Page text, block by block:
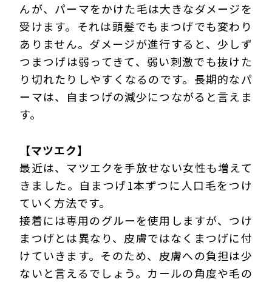
んが、パーマをかけた毛は大きなダメージを
受けます。それは頭髪でもまつげでも変わり
ありません。ダメージが進行すると、少しず
つまつげは弱ってきて、弱い刺激でも抜けた
り切れたりしやすくなるのです。長期的なパ
ーマは、自まつげの減少につながると言えま
す。
【マツエク】
最近は、マツエクを手放せない女性も増えて
きました。自まつげ1本ずつに人口毛をつけ
ていく方法です。
接着には専用のグルーを使用しますが、つけ
まつげとは異なり、皮膚ではなくまつげに付
けていきます。そのため、皮膚への負担は少
ないと言えるでしょう。カールの角度や毛の